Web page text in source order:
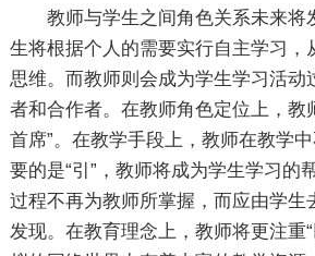
教师与学生之间角色关系未来将
生将根据个人的需要实行自主学习，
思维。而教师则会成为学生学习活动
者和合作者。在教师角色定位上，教
首席”。在教学手段上，教师在教学
要的是“引”，教师将成为学生学习的
过程不再为教师所掌握，而应由学生
发现。在教育理念上，教师将更注重